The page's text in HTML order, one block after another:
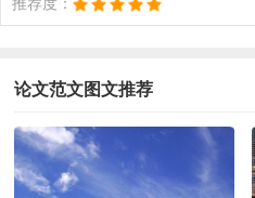
论文范文图文推荐